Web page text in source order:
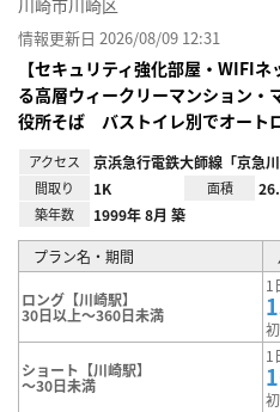
川崎市川崎区
情報更新日 2026/08/09 12:31
【セキュリティ強化部屋・WIFI
る高層ウィークリーマンション・
役所そば バストイレ別でオート
アクセス 京浜急行電鉄大師線「京急
間取り 1K 面積
築年数 1999年 8月 築
プラン名・期間
ロング【川崎駅】
30日以上～360日未満
1
ショート【川崎駅】
～30日未満
1